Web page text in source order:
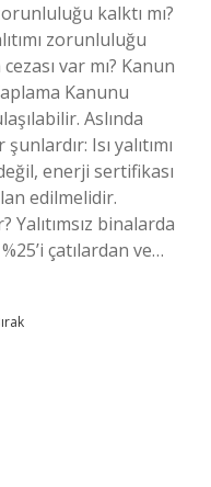
kalktı mı?
zorunluluğu
var mı? Kanun
Kanunu
Aslında
Isı yalıtımı
enerji sertifikası
edilmelidir.
binalarda
çatılardan ve…